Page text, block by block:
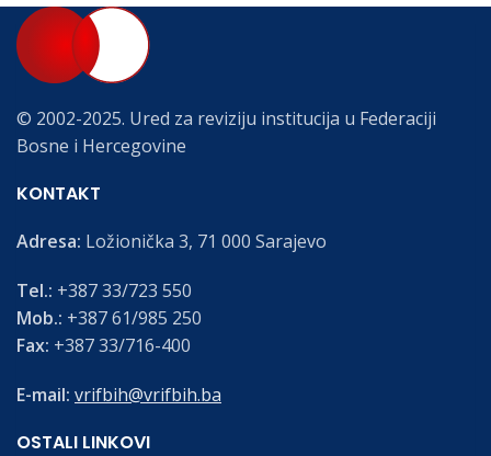
© 2002-2025. Ured za reviziju institucija u Federaciji
Bosne i Hercegovine
KONTAKT
Adresa: Ložionička 3, 71 000 Sarajevo
Tel.: +387 33/723 550
Mob.: +387 61/985 250
Fax: +387 33/716-400
E-mail: vrifbih@vrifbih.ba
OSTALI LINKOVI